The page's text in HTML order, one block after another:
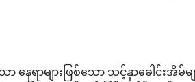
ာ နေရာများဖြစ်သော သင့်နှာခေါင်